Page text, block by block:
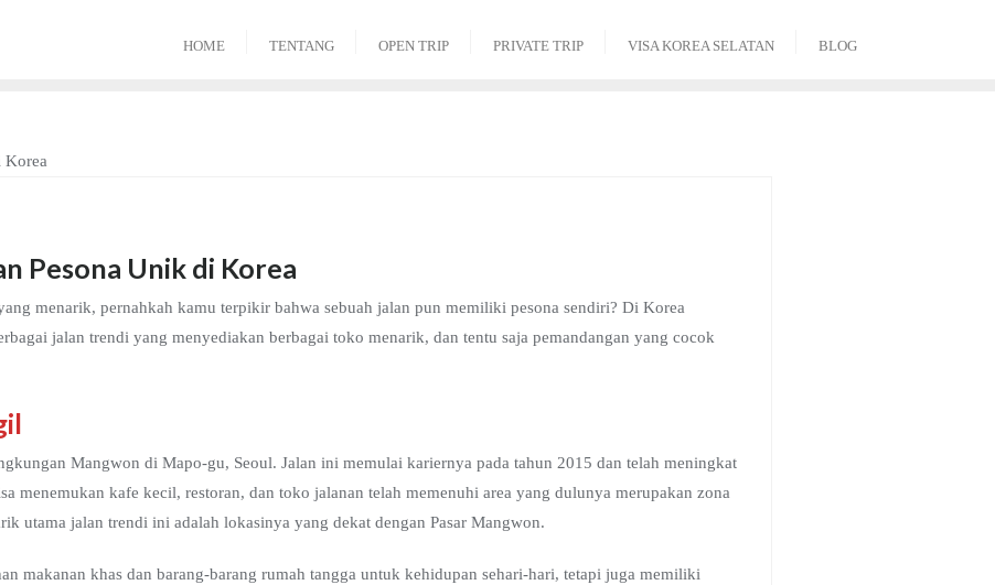
HOME TENTANG OPEN TRIP PRIVATE TRIP VISA KOREA SELATAN BLOG
Pesona Unik di Korea
menarik, pernahkah kamu terpikir bahwa sebuah jalan pun memiliki pesona sendiri? Di Korea
jalan trendi yang menyediakan berbagai toko menarik, dan tentu saja pemandangan yang cocok
Mangwon di Mapo-gu, Seoul. Jalan ini memulai kariernya pada tahun 2015 dan telah meningkat
menemukan kafe kecil, restoran, dan toko jalanan telah memenuhi area yang dulunya merupakan zona
utama jalan trendi ini adalah lokasinya yang dekat dengan Pasar Mangwon.
makanan khas dan barang-barang rumah tangga untuk kehidupan sehari-hari, tetapi juga memiliki